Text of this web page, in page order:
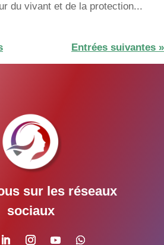
du vivant et de la protection...
Entrées suivantes »
sur les réseaux
sociaux